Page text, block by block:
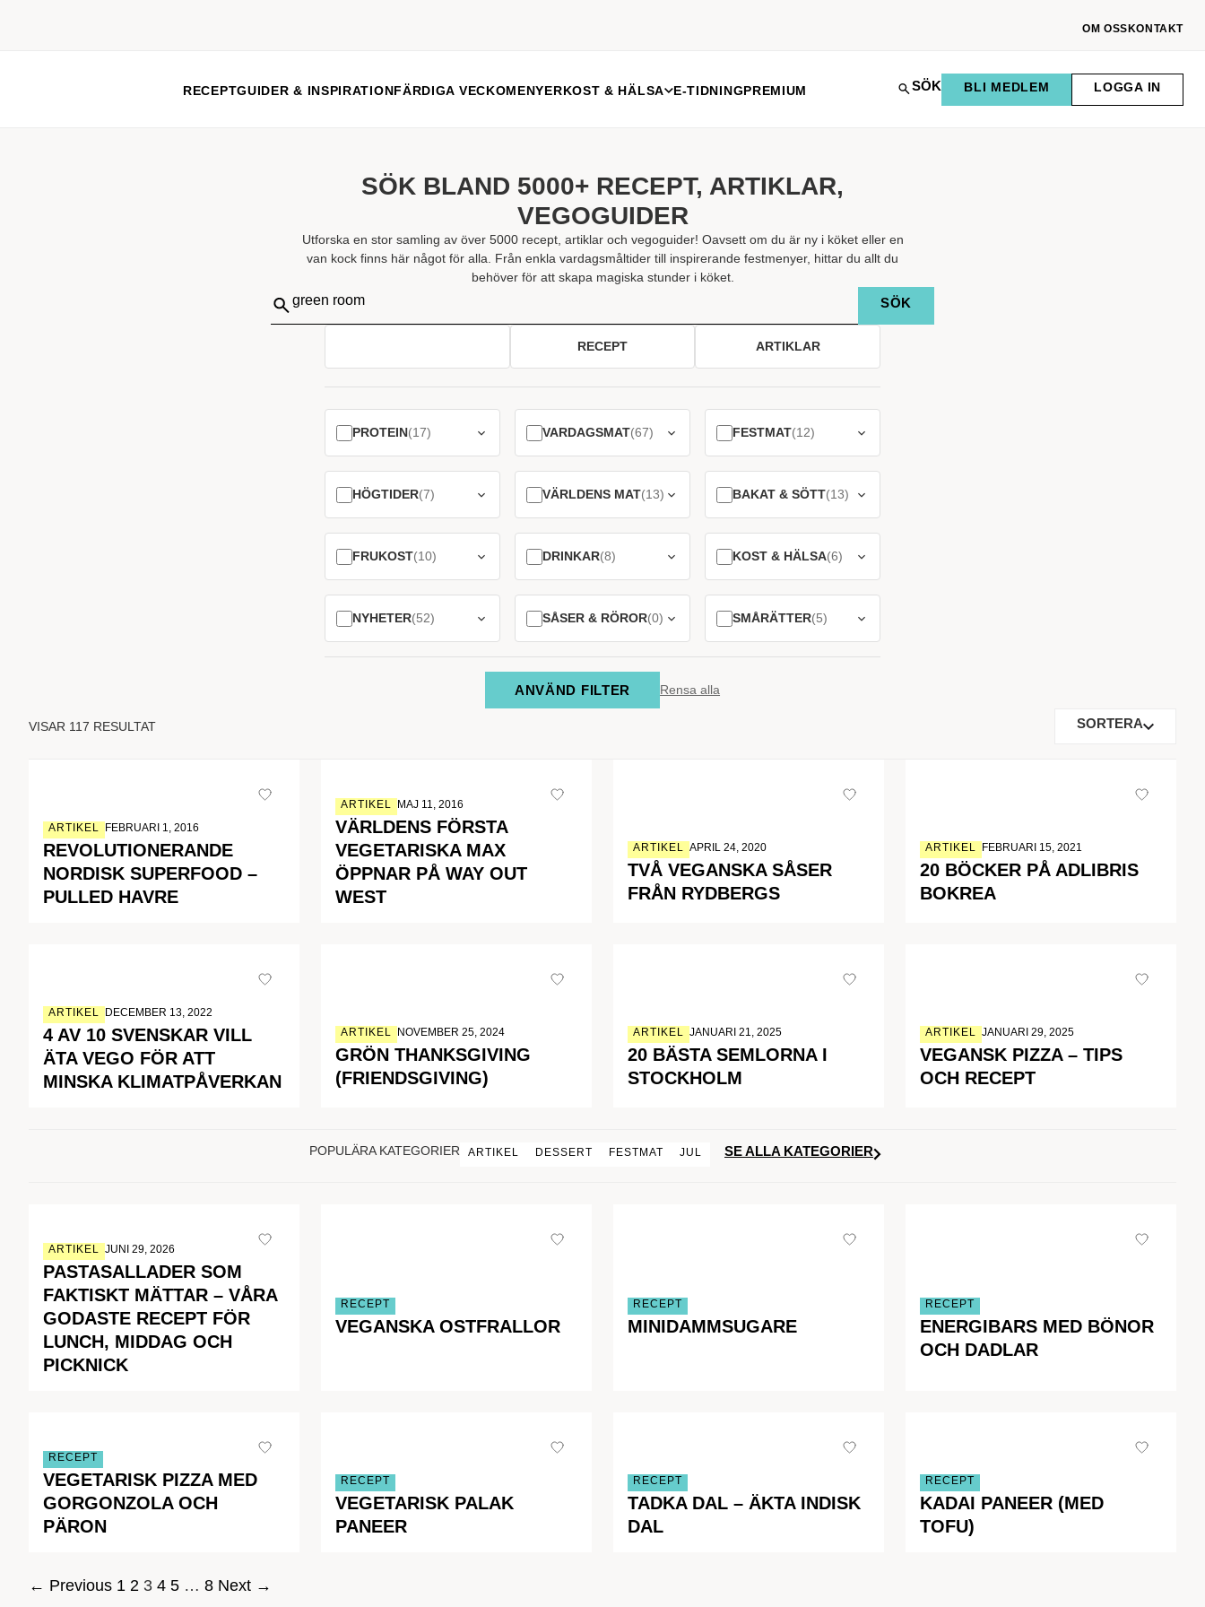
OM OSS KONTAKT
RECEPTGUIDER & INSPIRATIONFÄRDIGA VECKOMENYERKOST & HÄLSA E-TIDNINGPREMIUM SÖK BLI MEDLEM LOGGA IN
SÖK BLAND 5000+ RECEPT, ARTIKLAR,
VEGOGUIDER
Utforska en stor samling av över 5000 recept, artiklar och vegoguider! Oavsett om du är ny i köket eller en
van kock finns här något för alla. Från enkla vardagsmåltider till inspirerande festmenyer, hittar du allt du
behöver för att skapa magiska stunder i köket.
Sök
RECEPT ARTIKLAR
PROTEIN(17) VARDAGSMAT(67) FESTMAT(12)
HÖGTIDER(7) VÄRLDENS MAT(13) BAKAT & SÖTT(13)
FRUKOST(10) DRINKAR(8) KOST & HÄLSA(6)
NYHETER(52) SÅSER & RÖROR(0) SMÅRÄTTER(5)
ANVÄND FILTER Rensa alla
VISAR 117 RESULTAT SORTERA
ARTIKEL FEBRUARI 1, 2016
REVOLUTIONERANDE
NORDISK SUPERFOOD –
PULLED HAVRE
ARTIKEL MAJ 11, 2016
VÄRLDENS FÖRSTA
VEGETARISKA MAX
ÖPPNAR PÅ WAY OUT
WEST
ARTIKEL APRIL 24, 2020
TVÅ VEGANSKA SÅSER
FRÅN RYDBERGS
ARTIKEL FEBRUARI 15, 2021
20 BÖCKER PÅ ADLIBRIS
BOKREA
ARTIKEL DECEMBER 13, 2022
4 AV 10 SVENSKAR VILL
ÄTA VEGO FÖR ATT
MINSKA KLIMATPÅVERKAN
ARTIKEL NOVEMBER 25, 2024
GRÖN THANKSGIVING
(FRIENDSGIVING)
ARTIKEL JANUARI 21, 2025
20 BÄSTA SEMLORNA I
STOCKHOLM
ARTIKEL JANUARI 29, 2025
VEGANSK PIZZA – TIPS
OCH RECEPT
POPULÄRA KATEGORIER ARTIKEL DESSERT FESTMAT JUL SE ALLA KATEGORIER
ARTIKEL JUNI 29, 2026
PASTASALLADER SOM
FAKTISKT MÄTTAR – VÅRA
GODASTE RECEPT FÖR
LUNCH, MIDDAG OCH
PICKNICK
RECEPT
VEGANSKA OSTFRALLOR
RECEPT
MINIDAMMSUGARE
RECEPT
ENERGIBARS MED BÖNOR
OCH DADLAR
RECEPT
VEGETARISK PIZZA MED
GORGONZOLA OCH
PÄRON
RECEPT
VEGETARISK PALAK
PANEER
RECEPT
TADKA DAL – ÄKTA INDISK
DAL
RECEPT
KADAI PANEER (MED
TOFU)
SIDNUMRERING
← Previous 1 2 3 4 5 … 8 Next →